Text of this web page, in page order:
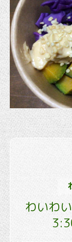
わいわ